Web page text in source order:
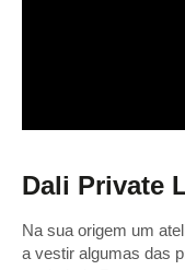
Dali Private
Na sua origem um
a vestir algumas das